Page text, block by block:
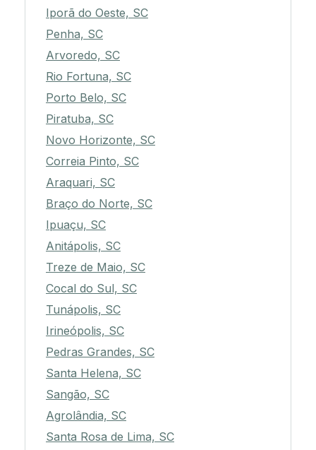
Iporã do Oeste, SC
Penha, SC
Arvoredo, SC
Rio Fortuna, SC
Porto Belo, SC
Piratuba, SC
Novo Horizonte, SC
Correia Pinto, SC
Araquari, SC
Braço do Norte, SC
Ipuaçu, SC
Anitápolis, SC
Treze de Maio, SC
Cocal do Sul, SC
Tunápolis, SC
Irineópolis, SC
Pedras Grandes, SC
Santa Helena, SC
Sangão, SC
Agrolândia, SC
Santa Rosa de Lima, SC